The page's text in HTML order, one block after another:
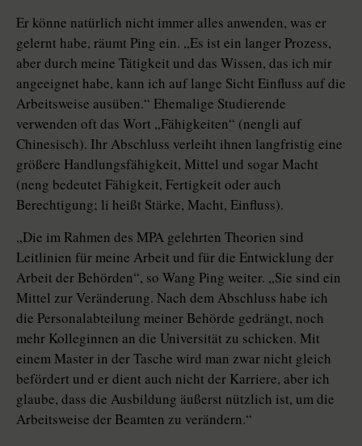
Er könne natürlich nicht immer alles anwenden, was er
gelernt habe, räumt Ping ein. „Es ist ein langer Prozess,
aber durch meine Tätigkeit und das Wissen, das ich mir
angeeignet habe, kann ich auf lange Sicht Einfluss auf die
Arbeitsweise ausüben.“ Ehemalige Studierende
verwenden oft das Wort „Fähigkeiten“ (nengli auf
Chinesisch). Ihr Abschluss verleiht ihnen langfristig eine
größere Handlungsfähigkeit, Mittel und sogar Macht
(neng bedeutet Fähigkeit, Fertigkeit oder auch
Berechtigung; li heißt Stärke, Macht, Einfluss).
„Die im Rahmen des MPA gelehrten Theorien sind
Leitlinien für meine Arbeit und für die Entwicklung der
Arbeit der Behörden“, so Wang Ping weiter. „Sie sind ein
Mittel zur Veränderung. Nach dem Abschluss habe ich
die Personalabteilung meiner Behörde gedrängt, noch
mehr Kolleginnen an die Universität zu schicken. Mit
einem Master in der Tasche wird man zwar nicht gleich
befördert und er dient auch nicht der Karriere, aber ich
glaube, dass die Ausbildung äußerst nützlich ist, um die
Arbeitsweise der Beamten zu verändern.“